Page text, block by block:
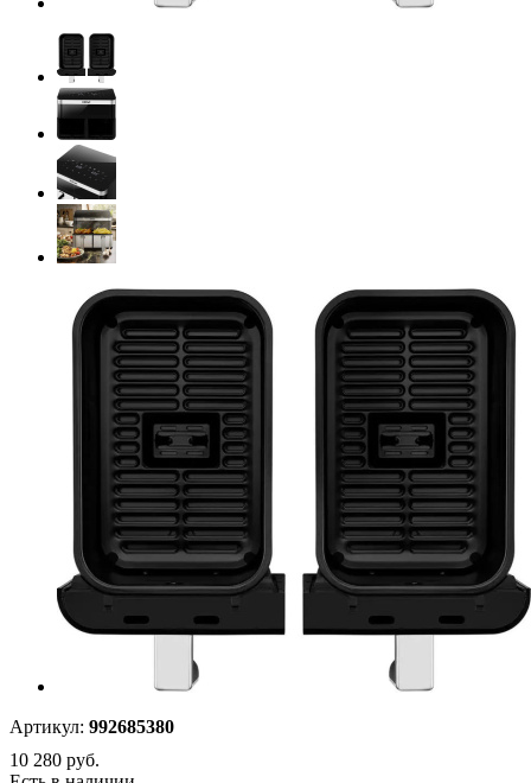
Артикул: 992685380
10 280 руб.